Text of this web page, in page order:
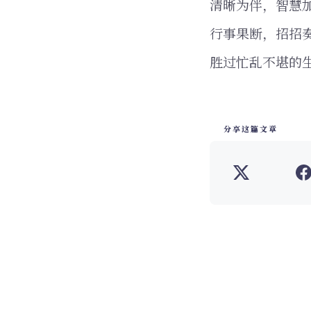
清晰为伴，智慧
行事果断，招招
胜过忙乱不堪的
分享这篇文章